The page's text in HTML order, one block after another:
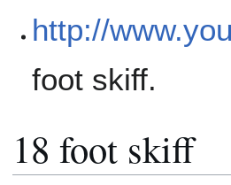
http://
foot skiff.
18 foot skiff